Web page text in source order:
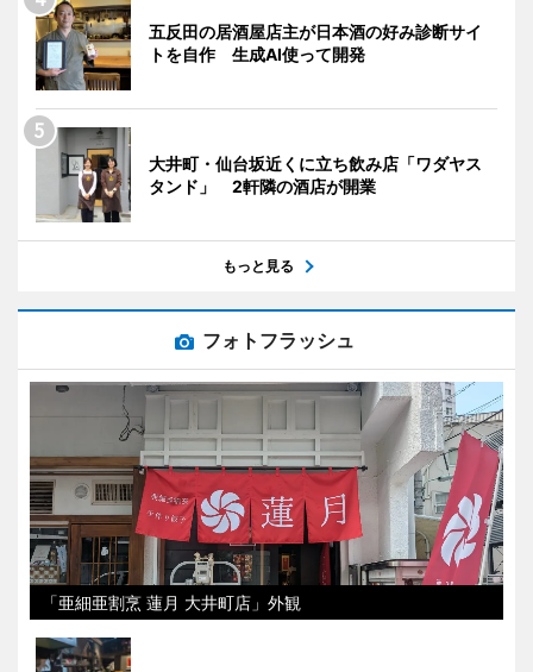
五反田の居酒屋店主が日本酒の好み診断サイ
トを自作 生成AI使って開発
大井町・仙台坂近くに立ち飲み店「ワダヤス
タンド」 2軒隣の酒店が開業
もっと見る
フォトフラッシュ
「亜細亜割烹 蓮月 大井町店」外観